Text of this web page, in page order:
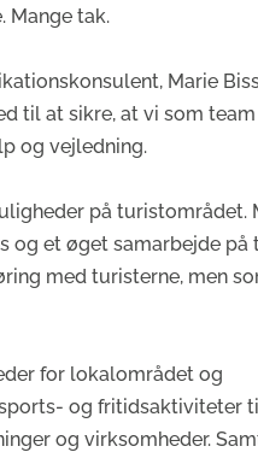
Mange tak.
Marie
til at sikre, at vi som
og vejledning.
på turistområdet.
og et øget samarbejde
med turisterne, men
for lokalområdet og
og fritidsaktiviteter
og virksomheder.